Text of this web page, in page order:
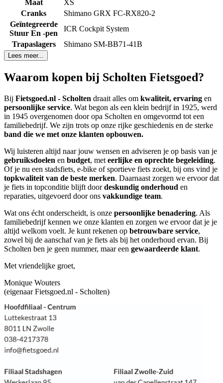
Maat
XS
Cranks
Shimano GRX FC-RX820-2
Geïntegreerde
Stuur En -pen
ICR Cockpit System
Trapaslagers
Shimano SM-BB71-41B
Lees meer...
Waarom kopen bij Scholten Fietsgoed?
Bij Fietsgoed.nl - Scholten draait alles om kwaliteit, ervaring en
persoonlijke service. Wat begon als een klein bedrijf in 1925, werd
in 1945 overgenomen door opa Scholten en omgevormd tot een
familiebedrijf. We zijn trots op onze rijke geschiedenis en de sterke
band die we met onze klanten opbouwen.
Wij luisteren altijd naar jouw wensen en adviseren je op basis van je
gebruiksdoelen en budget, met eerlijke en oprechte begeleiding.
Of je nu een stadsfiets, e-bike of sportieve fiets zoekt, bij ons vind je
topkwaliteit van de beste merken. Daarnaast zorgen we ervoor dat
je fiets in topconditie blijft doordeskundig onderhoud en
reparaties, uitgevoerd door ons vakkundige team.
Wat ons écht onderscheidt, is onze persoonlijke benadering. Als
familiebedrijf kennen we onze klanten en zorgen we ervoor dat je je
altijd welkom voelt. Je kunt rekenen op betrouwbare service,
zowel bij de aanschaf van je fiets als bij het onderhoud ervan. Bij
Scholten ben je geen nummer, maar een gewaardeerde klant.
Met vriendelijke groet,
Monique Wouters
(eigenaar Fietsgoed.nl - Scholten)